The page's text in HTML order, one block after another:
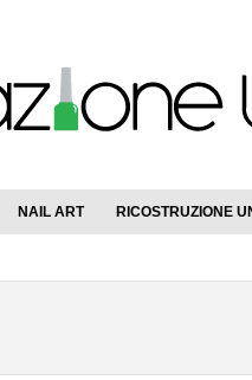
NAIL ART RICOSTRUZIONE